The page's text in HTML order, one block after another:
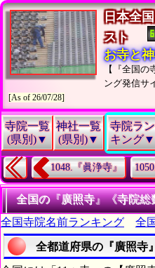
日本全
スト
お寺と
【『全国
ング発信サ
[As of 26/07/28]
寺院一覧
(県別)▼
神社一覧
(県別)▼
寺院ラン
キング▼
1048.『眞浄寺』
全国の『廣照寺』《寺院
全国寺院名前ランキング
全
全都道府県の『廣照寺